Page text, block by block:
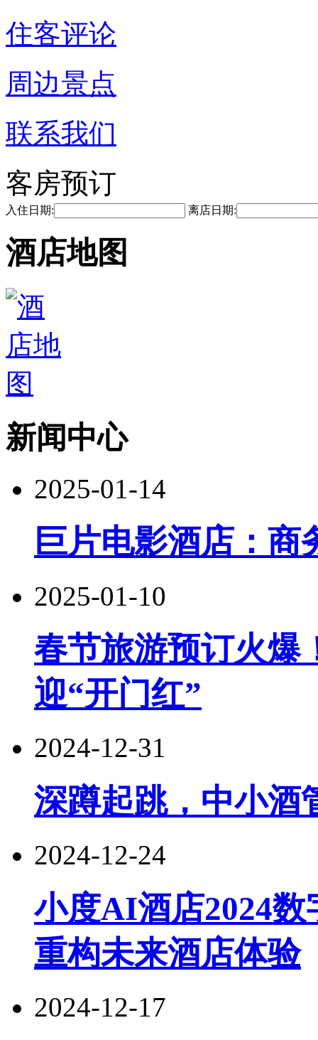
住客评论
周边景点
联系我们
客房预订
入住日期: 离店日期:
酒店地图
新闻中心
2025-01-14
巨片电影酒店：商
2025-01-10
春节旅游预订火爆
迎“开门红”
2024-12-31
深蹲起跳，中小酒
2024-12-24
小度AI酒店2024
重构未来酒店体验
2024-12-17